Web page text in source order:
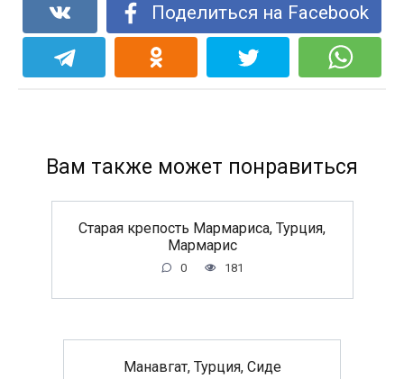
Поделиться на Facebook
Вам также может понравиться
Старая крепость Мармариса, Турция,
Мармарис
0 181
Манавгат, Турция, Сиде